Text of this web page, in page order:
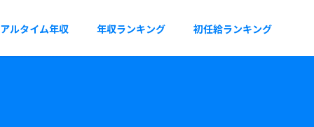
ルタイム年収 年収ランキング 初任給ランキング